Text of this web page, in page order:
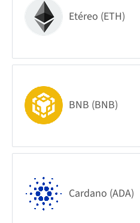
Etéreo (ETH)
BNB (BNB)
Cardano (ADA)